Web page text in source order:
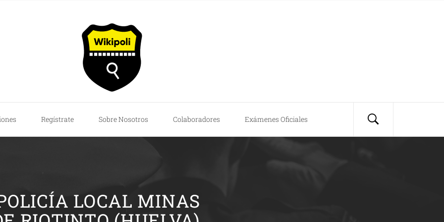
Regístrate Sobre Nosotros Colaboradores Exámenes Oficiales
LOCAL MINAS